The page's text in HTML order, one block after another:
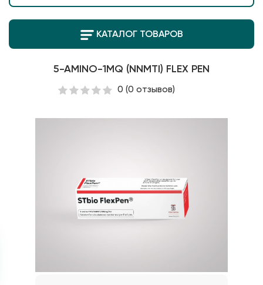
КАТАЛОГ ТОВАРОВ
5-AMINO-1MQ (NNMTI) FLEX PEN
0 (0 отзывов)